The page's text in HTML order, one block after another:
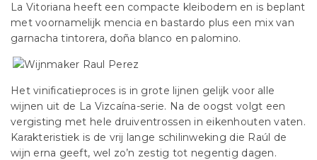
La Vitoriana heeft een compacte kleibodem en is beplant
met voornamelijk mencia en bastardo plus een mix van
garnacha tintorera, doña blanco en palomino.
Het vinificatieproces is in grote lijnen gelijk voor alle
wijnen uit de La Vizcaína-serie. Na de oogst volgt een
vergisting met hele druiventrossen in eikenhouten vaten.
Karakteristiek is de vrij lange schilinweking die Raúl de
wijn erna geeft, wel zo’n zestig tot negentig dagen.